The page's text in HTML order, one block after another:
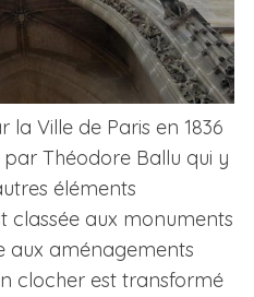
Ville de Paris en 1836
Théodore Ballu qui y
éléments
classée aux monuments
aux aménagements
clocher est transformé